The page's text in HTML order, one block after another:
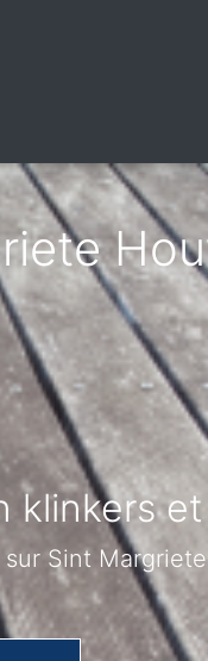
klinkers
Sint